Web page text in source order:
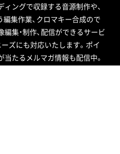
ングで収録する音源制作や、
集作業、クロマキー合成ので
集・制作、配信ができるサービ
ズにも対応いたします。ポイ
たるメルマガ情報も配信中。